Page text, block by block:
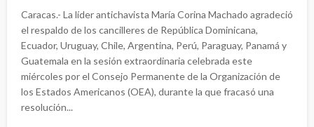
Caracas.- La líder antichavista María Corina Machado agradeció
el respaldo de los cancilleres de República Dominicana,
Ecuador, Uruguay, Chile, Argentina, Perú, Paraguay, Panamá y
Guatemala en la sesión extraordinaria celebrada este
miércoles por el Consejo Permanente de la Organización de
los Estados Americanos (OEA), durante la que fracasó una
resolución...